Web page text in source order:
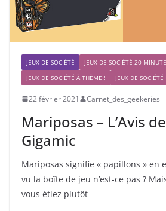
JEUX DE SOCIÉTÉ
JEUX DE SOCIÉTÉ 20
JEUX DE SOCIÉTÉ À THÈME !
JEUX DE SOCIÉTÉ
22 février 2021 Carnet_des_geekeries
Mariposas – L’Avis
Gigamic
Mariposas signifie « papillons » en
vu la boîte de jeu n’est-ce pas ?
vous étiez plutôt